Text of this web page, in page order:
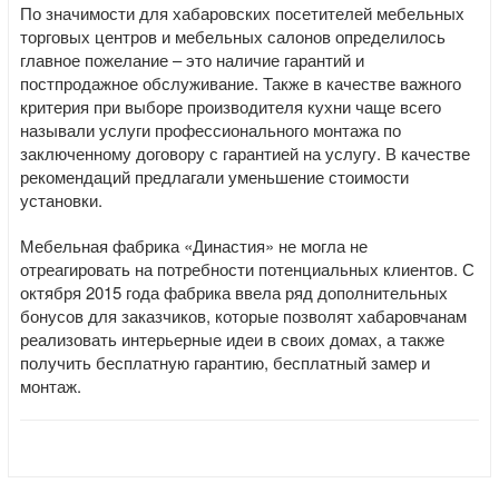
По значимости для хабаровских посетителей мебельных
торговых центров и мебельных салонов определилось
главное пожелание – это наличие гарантий и
постпродажное обслуживание. Также в качестве важного
критерия при выборе производителя кухни чаще всего
называли услуги профессионального монтажа по
заключенному договору с гарантией на услугу. В качестве
рекомендаций предлагали уменьшение стоимости
установки.
Мебельная фабрика «Династия» не могла не
отреагировать на потребности потенциальных клиентов. С
октября 2015 года фабрика ввела ряд дополнительных
бонусов для заказчиков, которые позволят хабаровчанам
реализовать интерьерные идеи в своих домах, а также
получить бесплатную гарантию, бесплатный замер и
монтаж.